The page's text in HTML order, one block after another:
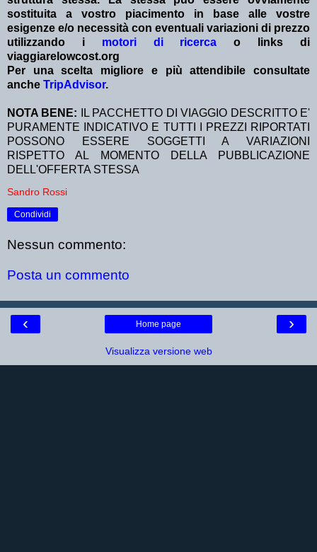
sostituita a vostro piacimento in base alle vostre
esigenze e/o necessità con eventuali variazioni di prezzo
utilizzando i motori di ricerca o links di
viaggiarelowcost.org
Per una scelta migliore e più attendibile consultate
anche TripAdvisor.
NOTA BENE:
IL PACCHETTO DI VIAGGIO DESCRITTO E'
PURAMENTE INDICATIVO E TUTTI I PREZZI RIPORTATI
POSSONO ESSERE SOGGETTI A VARIAZIONI
RISPETTO AL MOMENTO DELLA PUBBLICAZIONE
DELL'OFFERTA STESSA
Sandro Rossi
Condividi
Nessun commento:
Posta un commento
‹ ›
Home page
Visualizza versione web